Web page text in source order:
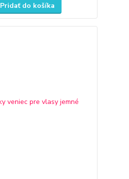
Pridať do košíka